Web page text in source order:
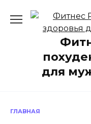
содержанию
для
ГЛАВНАЯ